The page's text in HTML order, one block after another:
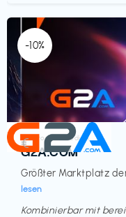
-10%
Elektronik & Medien
G2A.COM
Größter Marktplatz
lesen
€‎
Kombinierbar mit